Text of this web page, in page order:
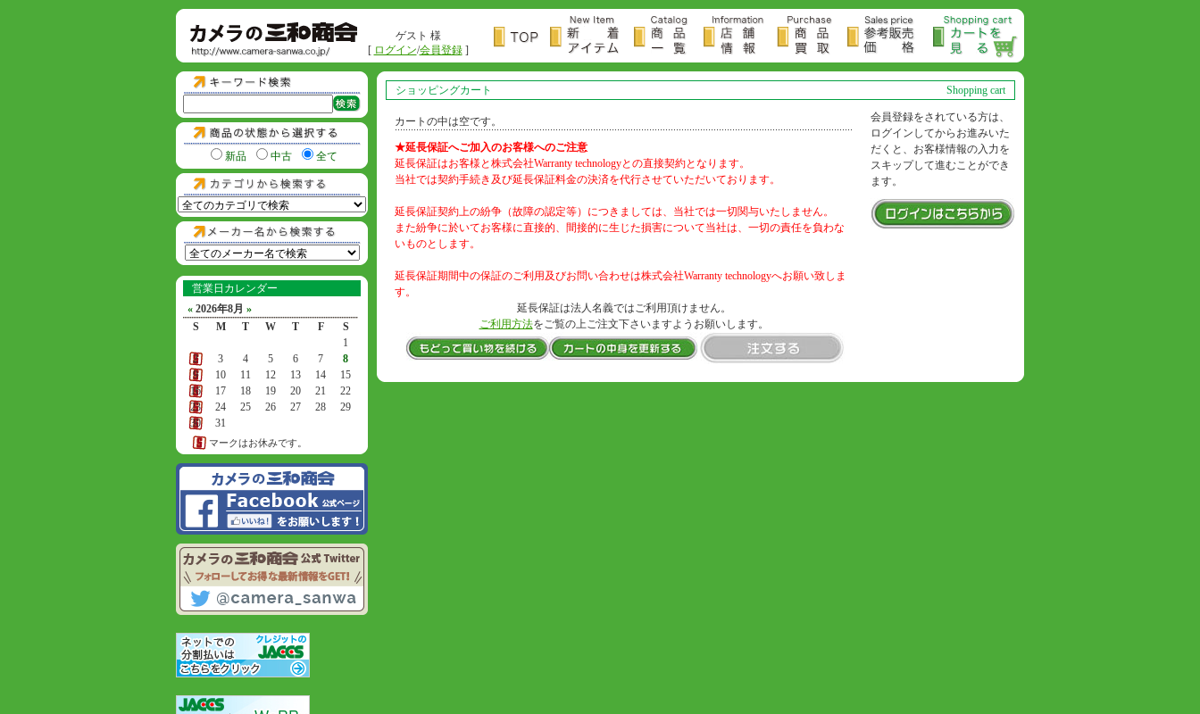
ゲスト 様
[ ログイン/会員登録]
新品 中古 全て
営業日カレンダー
« 2026年8月 »
S
M T W T F
S
1
2
3 4 5 6 7
8
9
10 11 12 13 14
15
16
17 18 19 20 21
22
23
24 25 26 27 28
29
30
31
マークはお休みです。
Shopping cart
ショッピングカート
カートの中は空です。
★延長保証へご加入のお客様へのご注意
延長保証はお客様と株式会社Warranty technologyとの直接契約となります。
当社では契約手続き及び延長保証料金の決済を代行させていただいております。
延長保証契約上の紛争（故障の認定等）につきましては、当社では一切関与いたしません。
また紛争に於いてお客様に直接的、間接的に生じた損害について当社は、一切の責任を負わな
いものとします。
延長保証期間中の保証のご利用及びお問い合わせは株式会社Warranty technologyへお願い致しま
す。
延長保証は法人名義ではご利用頂けません。
ご利用方法をご覧の上ご注文下さいますようお願いします。
会員登録をされている方は、
ログインしてからお進みいた
だくと、お客様情報の入力を
スキップして進むことができ
ます。